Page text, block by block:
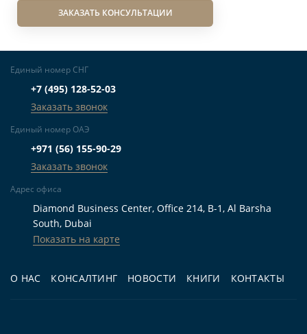
ЗАКАЗАТЬ КОНСУЛЬТАЦИИ
О НАС КОНСАЛТИНГ НОВОСТИ КНИГИ КОНТАКТЫ
Единый номер СНГ
+7 (495) 128-52-03
Заказать звонок
Единый номер ОАЭ
+971 (56) 155-90-29
Заказать звонок
Адрес офиса
Diamond Business Center, Office 214, B-1, Al Barsha
South, Dubai
Показать на карте